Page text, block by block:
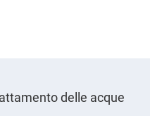
delle acque